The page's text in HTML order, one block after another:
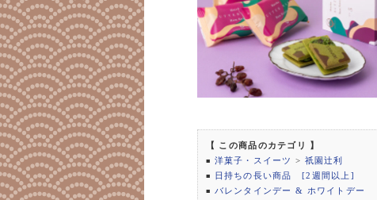
【 この商品のカテゴリ 】
■ 洋菓子・スイーツ > 祇園辻利
■ 日持ちの長い商品 [2週間以上]
■ バレンタインデー & ホワイトデー